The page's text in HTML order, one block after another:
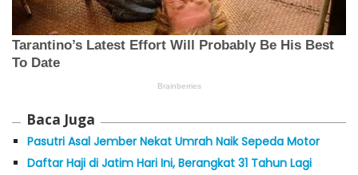
Baca Juga
Pasutri Asal Jember Nekat Umrah Naik Sepeda Motor
Daftar Haji di Jatim Hari Ini, Berangkat 31 Tahun Lagi